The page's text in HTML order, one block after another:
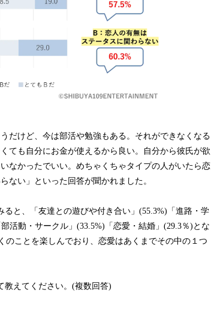
だけど、今は部活や勉強もある。それができなくなる
ても自分にお金が使えるから良い。自分から彼氏が欲
なかったでいい。めちゃくちゃタイプの人がいたら恋
ない」といった回答が聞かれました。
ると、「友達との遊びや付き合い」(55.3%)「進路・学
活動・サークル」(33.5%)「恋愛・結婚」(29.3％)とな
のことを楽しんでおり、恋愛はあくまでその中の１つ
えてください。(複数回答)